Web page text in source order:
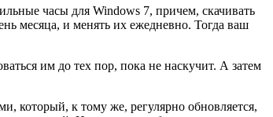
часы для Windows 7, причем, скачивать
месяца, и менять их ежедневно. Тогда ваш
им до тех пор, пока не наскучит. А затем
который, к тому же, регулярно обновляется,